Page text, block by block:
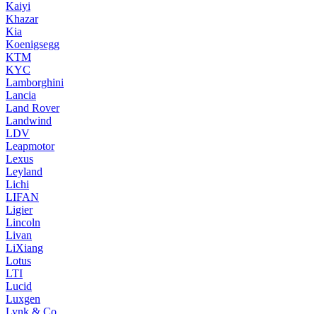
Kaiyi
Khazar
Kia
Koenigsegg
KTM
KYC
Lamborghini
Lancia
Land Rover
Landwind
LDV
Leapmotor
Lexus
Leyland
Lichi
LIFAN
Ligier
Lincoln
Livan
LiXiang
Lotus
LTI
Lucid
Luxgen
Lynk & Co